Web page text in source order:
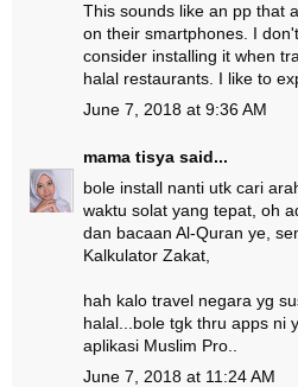
This sounds like an pp that
on their smartphones. I
consider installing it when
halal restaurants. I like to
June 7, 2018 at 9:36 AM
mama tisya said...
bole install nanti utk cari
waktu solat yang tepat, oh
dan bacaan Al-Quran ye,
Kalkulator Zakat,
hah kalo travel negara yg
halal...bole tgk thru apps ni
aplikasi Muslim Pro..
June 7, 2018 at 11:24 AM